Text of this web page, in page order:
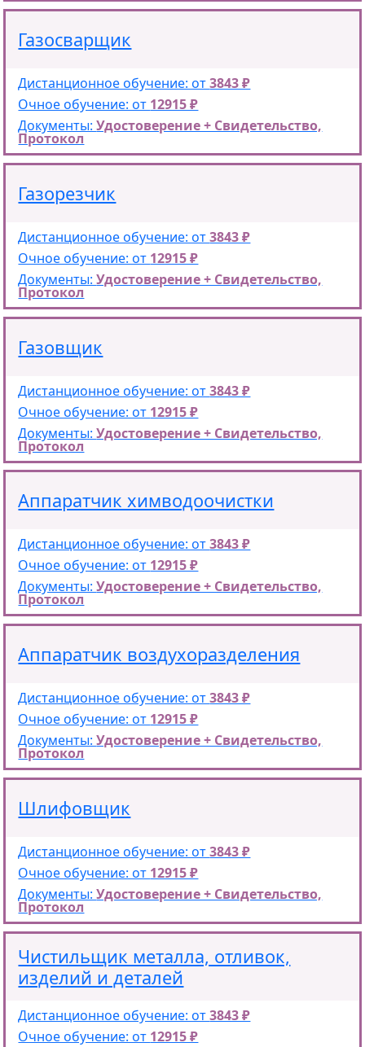
Газосварщик
Дистанционное обучение: от3843 ₽
Очное обучение: от 12915 ₽
Документы:Удостоверение + Свидетельство,
Протокол
Газорезчик
Дистанционное обучение: от3843 ₽
Очное обучение: от 12915 ₽
Документы:Удостоверение + Свидетельство,
Протокол
Газовщик
Дистанционное обучение: от3843 ₽
Очное обучение: от 12915 ₽
Документы:Удостоверение + Свидетельство,
Протокол
Аппаратчик химводоочистки
Дистанционное обучение: от3843 ₽
Очное обучение: от 12915 ₽
Документы:Удостоверение + Свидетельство,
Протокол
Аппаратчик воздухоразделения
Дистанционное обучение: от3843 ₽
Очное обучение: от 12915 ₽
Документы:Удостоверение + Свидетельство,
Протокол
Шлифовщик
Дистанционное обучение: от3843 ₽
Очное обучение: от 12915 ₽
Документы:Удостоверение + Свидетельство,
Протокол
Чистильщик металла, отливок,
изделий и деталей
Дистанционное обучение: от3843 ₽
Очное обучение: от 12915 ₽